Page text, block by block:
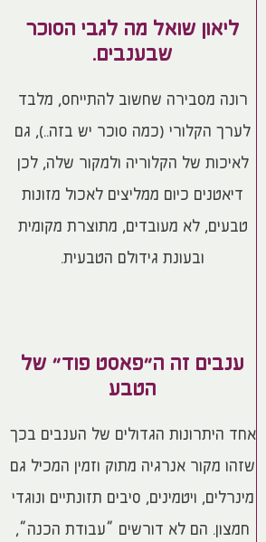
ליאון שואל מה לגבי הסוכר
שבענבים.
רונה מסבירה שחשוב להתייחס, מלבד
לערך הקלורי (כמה סוכר יש בזה..), גם
לאיכות של הקלוריה ולמקור שלה, לכן
דיאטנים כיום ממליצים לאכול מזונות
טבעים, לא מעובדים, מתוצרת מקומית
ובעונת גידולם הטבעית.
ענבים זה ה"פאסט פוד" של
הטבע
אחד היתרונות הגדולים של הענבים בכך
שזהו מקור אנרגיה מתוק וזמין המכיל גם
מינרלים, ויטמינים, סיבים תזונתיים ונוגדי
חמצון. הם לא דורשים “עבודת הכנה”,